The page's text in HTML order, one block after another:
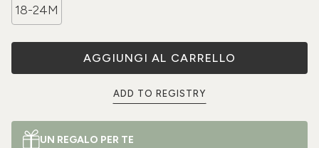
18-24M
AGGIUNGI AL CARRELLO
ADD TO REGISTRY
UN REGALO PER TE